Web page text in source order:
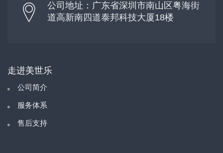
公司地址：广东省深圳市南山区粤海街
道高新南四道泰邦科技大厦18楼
走进美世乐
公司简介
服务体系
售后支持